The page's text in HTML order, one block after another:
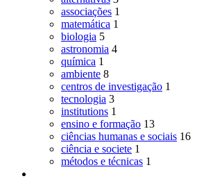
associações 1
matemática 1
biologia 5
astronomia 4
química 1
ambiente 8
centros de investigação 1
tecnologia 3
institutions 1
ensino e formação 13
ciências humanas e sociais 16
ciência e societe 1
métodos e técnicas 1